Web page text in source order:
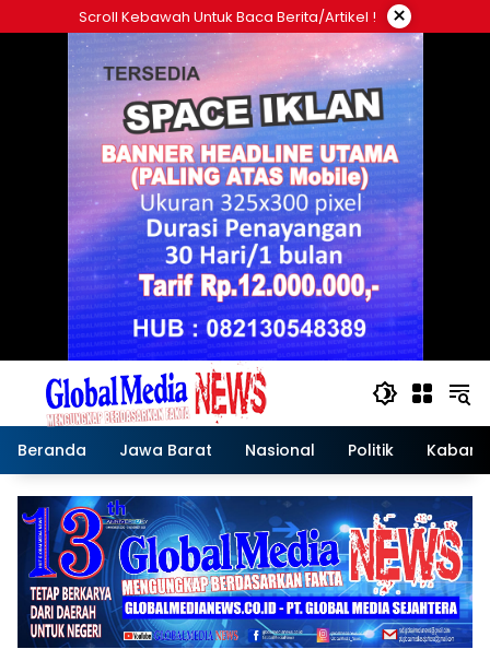
ke
Scroll Kebawah Untuk Baca Berita/artikel ! ×
Beranda Jawa Barat Nasional Politik Kabar